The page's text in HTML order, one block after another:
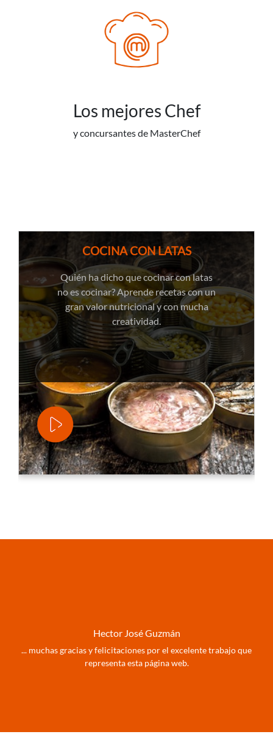
Los mejores Chef
y concursantes de MasterChef
COCINA CON LATAS
Quién ha dicho que cocinar con latas
no es cocinar? Aprende recetas con un
gran valor nutricional y con mucha
creatividad.
Hector José Guzmán
... muchas gracias y felicitaciones por el excelente trabajo que
representa esta página web.